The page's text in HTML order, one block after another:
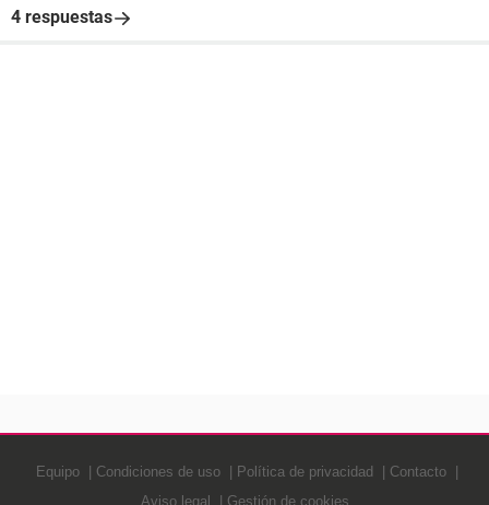
4 respuestas
Equipo Condiciones de uso Política de privacidad
Contacto
Aviso legal
Gestión de cookies